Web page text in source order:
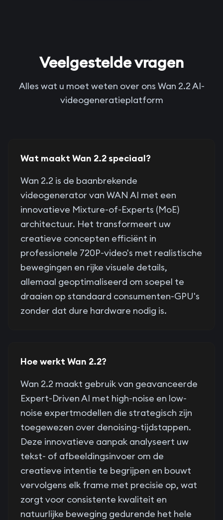
Veelgestelde vragen
Alles wat u moet weten over ons Wan 2.2 AI-
videogeneratieplatform
Wat maakt Wan 2.2 speciaal?
Wan 2.2 is de baanbrekende
videogenerator van WAN AI met een
innovatieve Mixture-of-Experts (MoE)
architectuur. Het transformeert uw
creatieve concepten efficiënt in
professionele 720P-video's met realistische
bewegingen en rijke visuele details,
allemaal geoptimaliseerd om soepel te
draaien op standaard consumenten-GPU's
zonder dat dure hardware nodig is.
Hoe werkt Wan 2.2?
Wan 2.2 maakt gebruik van geavanceerde
Expert-Driven AI met high-noise en low-
noise expertmodellen die strategisch zijn
toegewezen over denoising-tijdstappen.
Deze innovatieve aanpak analyseert uw
tekst- of afbeeldingsinvoer om de
creatieve intentie te begrijpen en bouwt
vervolgens elk frame met precisie op, wat
zorgt voor consistente kwaliteit en
natuurlijke beweging gedurende het hele